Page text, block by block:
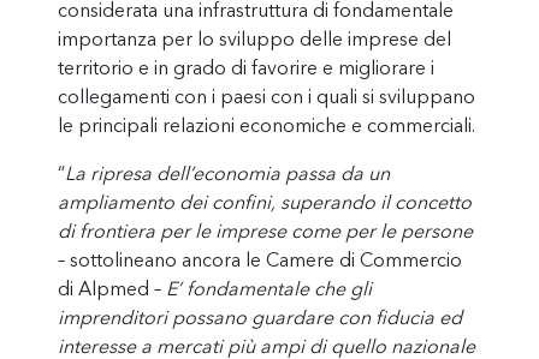
considerata una infrastruttura di fondamentale
importanza per lo sviluppo delle imprese del
territorio e in grado di favorire e migliorare i
collegamenti con i paesi con i quali si sviluppano
le principali relazioni economiche e commerciali.
“La ripresa dell’economia passa da un
ampliamento dei confini, superando il concetto
di frontiera per le imprese come per le persone
– sottolineano ancora le Camere di Commercio
di Alpmed – E’ fondamentale che gli
imprenditori possano guardare con fiducia ed
interesse a mercati più ampi di quello nazionale